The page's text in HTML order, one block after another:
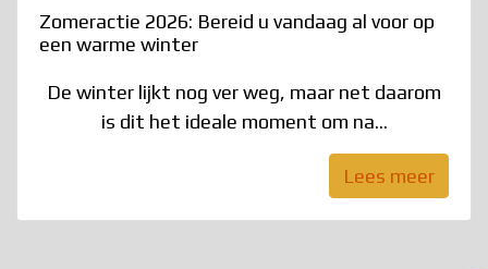
Zomeractie 2026: Bereid u vandaag al voor op
een warme winter
De winter lijkt nog ver weg, maar net daarom
is dit het ideale moment om na...
Lees meer